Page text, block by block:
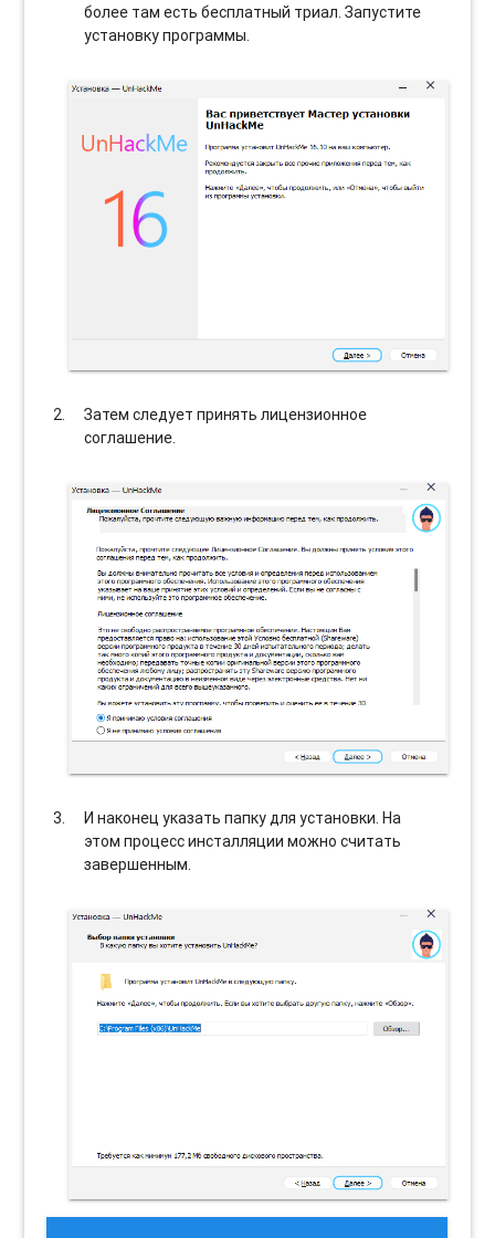
более там есть бесплатный триал. Запустите
установку программы.
Затем следует принять лицензионное
соглашение.
И наконец указать папку для установки. На
этом процесс инсталляции можно считать
завершенным.